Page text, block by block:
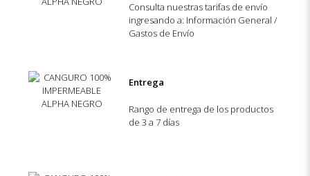
Consulta nuestras tarifas de envío
ingresando a: Información General /
Gastos de Envío
Entrega
Rango de entrega de los productos
de 3 a 7 días